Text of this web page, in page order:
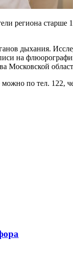
старше
дыхания.
на
Московской
по тел. 122,